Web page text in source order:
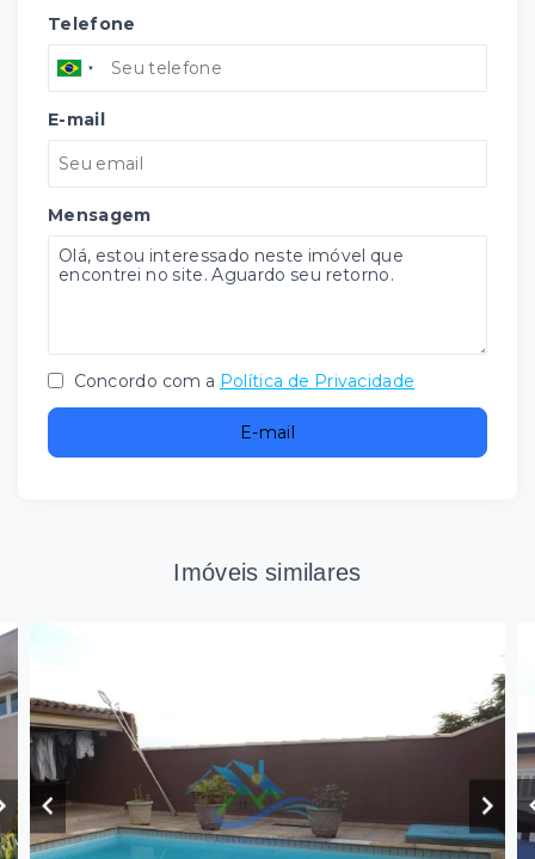
Telefone
E-mail
Mensagem
Concordo com a Política de Privacidade
E-mail
Imóveis similares